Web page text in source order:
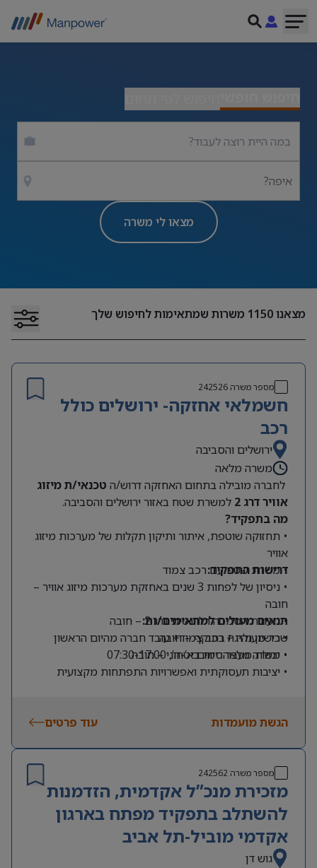
איפה?
מצאו לי משרה
מצאנו1150 משרות שמתאימות לחיפוש שלך
מספר משרה242526
חשמלאי אחזקה- ירושלים כולל
רכב
ירושלים והסביבה
משרה מלאה
לחברה מובילה בתחום האחזקה דרוש/ה טכנאי/ת מיזוג
אוויר דרג 2
למשרת שטח באזור ירושלים והסביבה.
מה בתפקיד?
• תחזוקה שוטפת, איתור ותיקון תקלות של מערכות מיזוג
אוויר
• משרת שטח עם רכב צמוד
דרישות התפקיד:
• ניסיון של לפחות 3 שנים באחזקת מערכות מיזוג אוויר –
חובה
• תעודת הסמכה רלוונטית דרג 2 – חובה
• רישיון נהיגה בתוקף – חובה
• יכולת מעבר סיווג ביטחוני – חובה
תנאים מעולים למתאימים/ות:
שכר מעולה + רכב צמוד+ עובד חברה מהיום הראשון
• משרה מלאה: ימים א’-ה’, 07:30-17:00
• יציבות תעסוקתית ואפשרויות התפתחות מקצועית
הגשת מועמדות עוד פרטים
מספר משרה 242562
מזכירת מנכ”ל אקדמית, הזדמנות
להשתלב בתפקיד מפתח בארגון
אקדמי מוביל-תל אביב
גוש דן